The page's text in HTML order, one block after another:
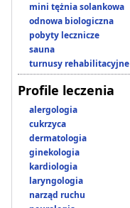
mini tężnia solankowa
odnowa biologiczna
pobyty lecznicze
sauna
turnusy rehabilitacyjne
Profile leczenia
alergologia
cukrzyca
dermatologia
ginekologia
kardiologia
laryngologia
narząd ruchu